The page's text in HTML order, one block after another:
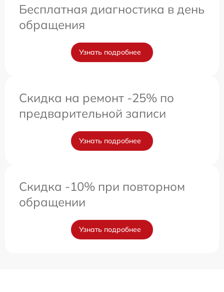
Бесплатная диагностика в день
обращения
Узнать подробнее
Скидка на ремонт -25% по
предварительной записи
Узнать подробнее
Скидка -10% при повторном
обращении
Узнать подробнее